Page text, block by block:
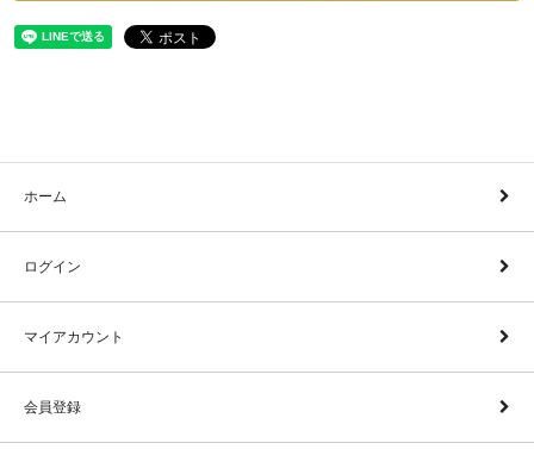
ホーム
ログイン
マイアカウント
会員登録